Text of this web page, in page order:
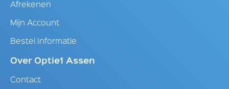
Afrekenen
Mijn Account
Bestel Informatie
Over Optie1 Assen
Contact